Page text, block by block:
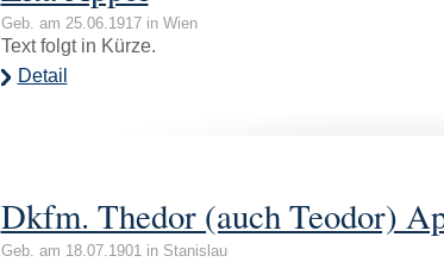
Geb. am 25.06.1917 in Wien
Text folgt in Kürze.
Detail
Dkfm. Thedor (auch Teodor)
Geb. am 18.07.1901 in Stanislau